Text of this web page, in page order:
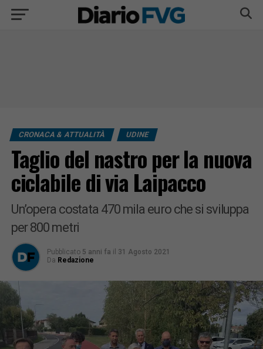
CRONACA & ATTUALITÀ UDINE
Taglio del nastro per la nuova
ciclabile di via Laipacco
Un’opera costata 470 mila euro che si sviluppa
per 800 metri
Pubblicato 5 anni fa il 31 Agosto 2021
Da Redazione